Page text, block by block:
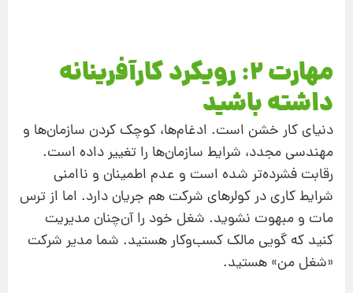
مهارت 2: رویکرد کارآفرینانه
داشته باشید
دنیای کار خشن است. ادغام‌ها، کوچک کردن سازمان‌ها و
مهندسی مجدد، شرایط سازمان‌ها را تغییر داده است.
رقابت فشرده‌تر شده است و عدم اطمینان و ناامنی
شرایط کاری در کولرهای شرکت هم جریان دارد. اما از ترس
مات و مبهوت نشوید. شغل خود را آن‌چنان مدیریت
کنید که گویی مالک کسب‌وکار هستید. شما مدیر شرکت
«شغل من» هستید.